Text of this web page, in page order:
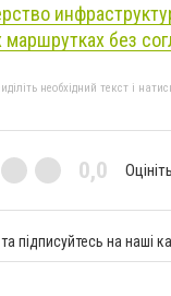
маршрутках без
необхідний текст і
0,0
підписуйтесь на наші